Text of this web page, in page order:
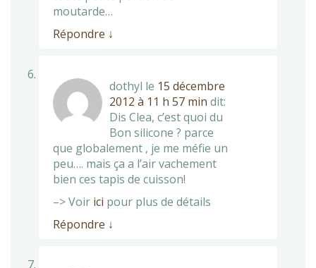
moutarde…
Répondre ↓
dothyl le 15 décembre
2012 à 11 h 57 min dit:
Dis Clea, c’est quoi du
Bon silicone ? parce
que globalement , je me méfie un
peu…. mais ça a l’air vachement
bien ces tapis de cuisson!
–> Voir ici pour plus de détails
Répondre ↓